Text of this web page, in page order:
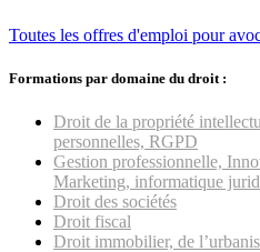
Toutes les offres d'emploi pour
Formations par domaine du droit :
Droit de la propriété
personnelles, RGPD
Gestion professionnelle,
Marketing, informatique
Droit des sociétés
Droit fiscal
Droit immobilier, de